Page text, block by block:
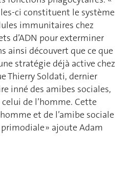
ci constituent le système
immunitaires chez
d’ADN pour exterminer
ainsi découvert que ce que
stratégie déjà active chez
Thierry Soldati, dernier
inné des amibes sociales,
de l’homme. Cette
et de l’amibe sociale
» ajoute Adam